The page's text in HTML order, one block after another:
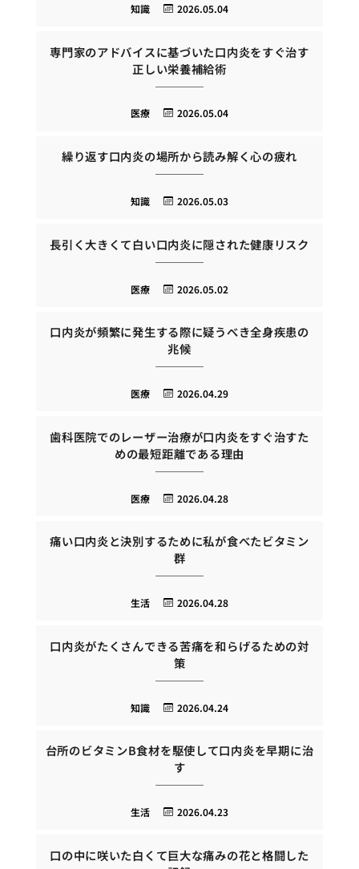
2026.05.04
知識
専門家のアドバイスに基づいた口内炎をすぐ治す
正しい栄養補給術
2026.05.04
医療
繰り返す口内炎の場所から読み解く心の疲れ
2026.05.03
知識
長引く大きくて白い口内炎に隠された健康リスク
2026.05.02
医療
口内炎が頻繁に発生する際に疑うべき全身疾患の
兆候
2026.04.29
医療
歯科医院でのレーザー治療が口内炎をすぐ治すた
めの最短距離である理由
2026.04.28
医療
痛い口内炎と決別するために私が食べたビタミン
群
2026.04.28
生活
口内炎がたくさんできる苦痛を和らげるための対
策
2026.04.24
知識
台所のビタミンB食材を駆使して口内炎を早期に治
す
2026.04.23
生活
口の中に咲いた白くて巨大な痛みの花と格闘した